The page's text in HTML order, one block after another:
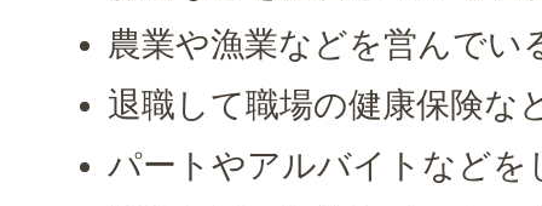
農業や漁業などを営んでい
退職して職場の健康保険な
パートやアルバイトなどを